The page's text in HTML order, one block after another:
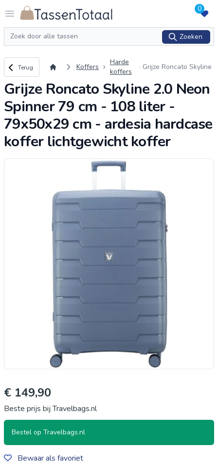
Open menu
Logo Tassentotaal.nl 0
Zoeken
Zoeken
Terug naar overzicht
Terug Koffers
Harde
koffers
Grijze Roncato Skyline
m - 108 liter - 79x50x2
9 cm - ardesia hardcas
e koffer li...
Grijze Roncato Skyline 2.0 Neon
Spinner 79 cm - 108 liter -
79x50x29 cm - ardesia hardcase
koffer lichtgewicht koffer
€ 149,90
Beste prijs bij Travelbags.nl
Bestel op Travelbags.nl
Bewaar als favoriet